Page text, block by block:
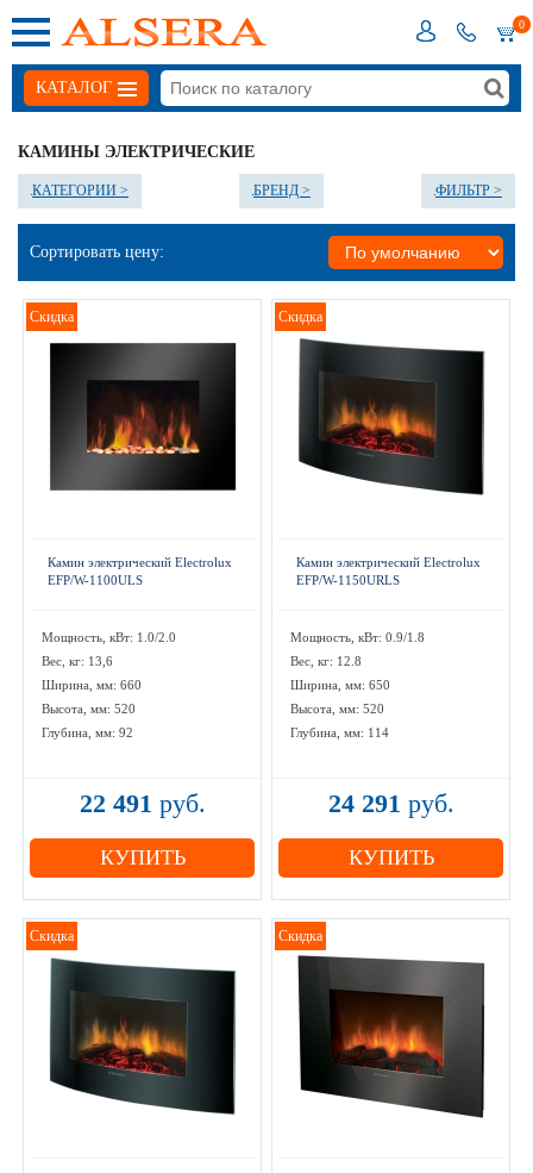
0
КАТАЛОГ
КАМИНЫ ЭЛЕКТРИЧЕСКИЕ
КАТЕГОРИИ > БРЕНД > ФИЛЬТР >
Сортировать цену:
Скидка
Камин электрический Electrolux
EFP/W-1100ULS
Мощность, кВт: 1.0/2.0
Вес, кг: 13,6
Ширина, мм: 660
Высота, мм: 520
Глубина, мм: 92
22 491 руб.
КУПИТЬ
Скидка
Камин электрический Electrolux
EFP/W-1150URLS
Мощность, кВт: 0.9/1.8
Вес, кг: 12.8
Ширина, мм: 650
Высота, мм: 520
Глубина, мм: 114
24 291 руб.
КУПИТЬ
Скидка Скидка